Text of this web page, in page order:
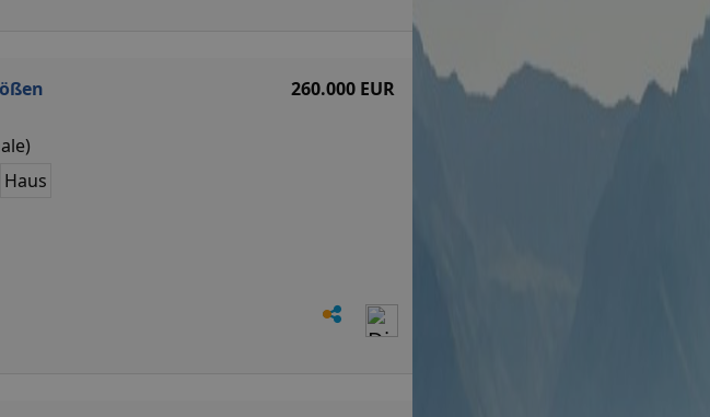
260.000 EUR
Haus